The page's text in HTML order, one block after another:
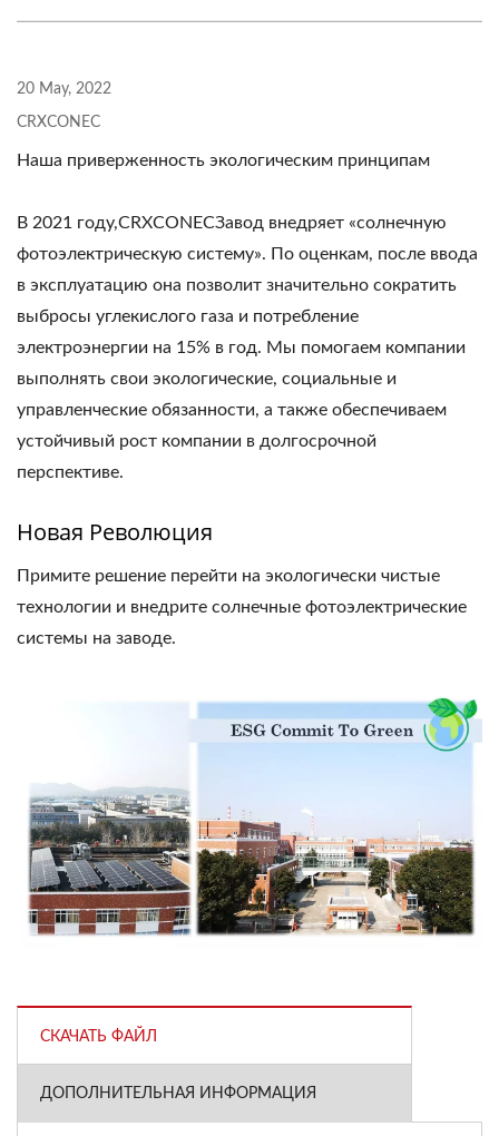
20 May, 2022
CRXCONEC
Наша приверженность экологическим принципам
В 2021 году,CRXCONECЗавод внедряет «солнечную
фотоэлектрическую систему». По оценкам, после ввода
в эксплуатацию она позволит значительно сократить
выбросы углекислого газа и потребление
электроэнергии на 15% в год. Мы помогаем компании
выполнять свои экологические, социальные и
управленческие обязанности, а также обеспечиваем
устойчивый рост компании в долгосрочной
перспективе.
Новая Революция
Примите решение перейти на экологически чистые
технологии и внедрите солнечные фотоэлектрические
системы на заводе.
СКАЧАТЬ ФАЙЛ
ДОПОЛНИТЕЛЬНАЯ ИНФОРМАЦИЯ